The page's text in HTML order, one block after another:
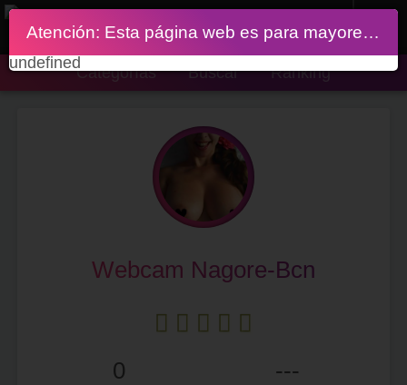
Categorías Buscar Ranking
Webcam Nagore-Bcn
0 ---
undefined
Atención: Esta página web es para mayores de 18 años